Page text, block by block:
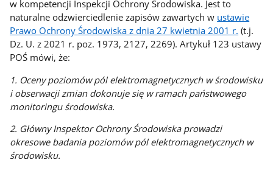
w kompetencji Inspekcji Ochrony Środowiska. Jest to
naturalne odzwierciedlenie zapisów zawartych w ustawie
Prawo Ochrony Środowiska z dnia 27 kwietnia 2001 r. (t.j.
Dz. U. z 2021 r. poz. 1973, 2127, 2269). Artykuł 123 ustawy
POŚ mówi, że:
1. Oceny poziomów pól elektromagnetycznych w środowisku
i obserwacji zmian dokonuje się w ramach państwowego
monitoringu środowiska.
2. Główny Inspektor Ochrony Środowiska prowadzi
okresowe badania poziomów pól elektromagnetycznych w
środowisku.